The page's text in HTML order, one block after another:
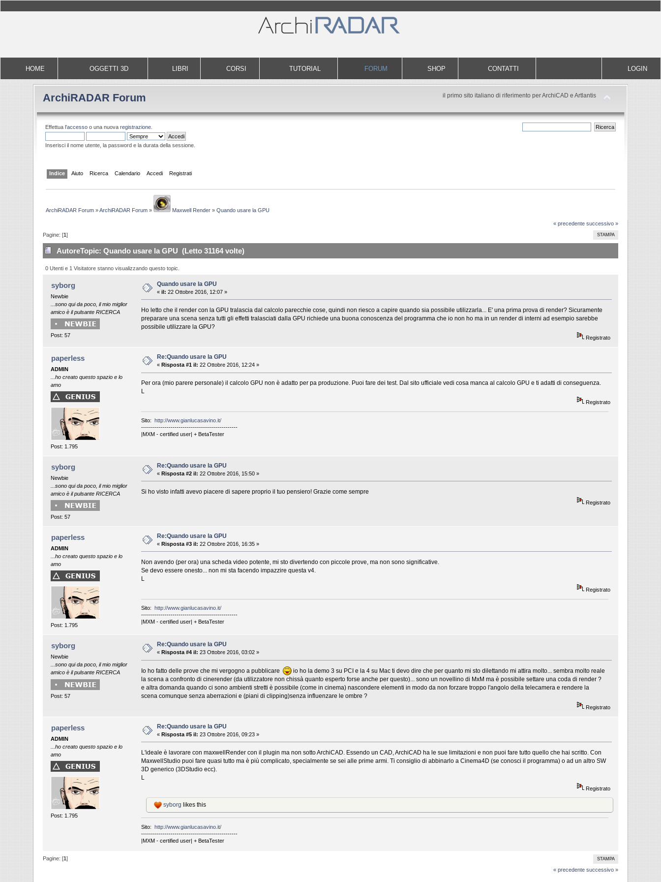
HOME OGGETTI 3D LIBRI CORSI TUTORIAL FORUM SHOP CONTATTI LOGIN
ArchiRADAR Forum il primo sito italiano di riferimento per ArchiCAD e Artlantis
Effettua l'accesso o una nuovaregistrazione.
Inserisci il nome utente, la password e la durata della sessione.
Indice Aiuto Ricerca Calendario Accedi Registrati
ArchiRADAR Forum »ArchiRADAR Forum » Maxwell Render »Quando usare la GPU
« precedente successivo »
STAMPA
Pagine: [1]
AutoreTopic: Quando usare la GPU (Letto 31164 volte)
0 Utenti e 1 Visitatore stanno visualizzando questo topic.
syborg
Newbie
...sono qui da poco, il mio miglior
amico è il pulsante RICERCA
Post: 57
Quando usare la GPU
«il: 22 Ottobre 2016, 12:07 »
Ho letto che il render con la GPU tralascia dal calcolo parecchie cose, quindi non riesco a capire quando sia possibile utilizzarla... E' una prima prova di render? Sicuramente
preparare una scena senza tutti gli effetti tralasciati dalla GPU richiede una buona conoscenza del programma che io non ho ma in un render di interni ad esempio sarebbe
possibile utilizzare la GPU?
Registrato
paperless
ADMIN
...ho creato questo spazio e lo
amo
Post: 1.795
Re:Quando usare la GPU
«Risposta #1 il: 22 Ottobre 2016, 12:24 »
Per ora (mio parere personale) il calcolo GPU non è adatto per pa produzione. Puoi fare dei test. Dal sito ufficiale vedi cosa manca al calcolo GPU e ti adatti di conseguenza.
L
Registrato
Sito: http://www.gianlucasavino.it/
-------------------------------------------------
|MXM - certified user| + BetaTester
syborg
Newbie
...sono qui da poco, il mio miglior
amico è il pulsante RICERCA
Post: 57
Re:Quando usare la GPU
«Risposta #2 il: 22 Ottobre 2016, 15:50 »
Si ho visto infatti avevo piacere di sapere proprio il tuo pensiero! Grazie come sempre
Registrato
paperless
ADMIN
...ho creato questo spazio e lo
amo
Post: 1.795
Re:Quando usare la GPU
«Risposta #3 il: 22 Ottobre 2016, 16:35 »
Non avendo (per ora) una scheda video potente, mi sto divertendo con piccole prove, ma non sono significative.
Se devo essere onesto... non mi sta facendo impazzire questa v4.
L
Registrato
Sito: http://www.gianlucasavino.it/
-------------------------------------------------
|MXM - certified user| + BetaTester
syborg
Newbie
...sono qui da poco, il mio miglior
amico è il pulsante RICERCA
Post: 57
Re:Quando usare la GPU
« Risposta #4 il: 23 Ottobre 2016, 03:02 »
Io ho fatto delle prove che mi vergogno a pubblicare
io ho la demo 3 su PCI e la 4 su Mac ti devo dire che per quanto mi sto dilettando mi attira molto... sembra molto reale
la scena a confronto di cinerender (da utilizzatore non chissà quanto esperto forse anche per questo)... sono un novellino di MxM ma è possibile settare una coda di render ?
e altra domanda quando ci sono ambienti stretti è possibile (come in cinema) nascondere elementi in modo da non forzare troppo l'angolo della telecamera e rendere la
scena comunque senza aberrazioni e (piani di clipping)senza influenzare le ombre ?
Registrato
paperless
ADMIN
...ho creato questo spazio e lo
amo
Post: 1.795
Re:Quando usare la GPU
«Risposta #5 il: 23 Ottobre 2016, 09:23 »
L'ideale è lavorare con maxwellRender con il plugin ma non sotto ArchiCAD. Essendo un CAD, ArchiCAD ha le sue limitazioni e non puoi fare tutto quello che hai scritto. Con
MaxwellStudio puoi fare quasi tutto ma è più complicato, specialmente se sei alle prime armi. Ti consiglio di abbinarlo a Cinema4D (se conosci il programma) o ad un altro SW
3D generico (3DStudio ecc).
L
Registrato
syborg likes this
Sito: http://www.gianlucasavino.it/
-------------------------------------------------
|MXM - certified user| + BetaTester
STAMPA
Pagine: [1]
« precedente successivo »